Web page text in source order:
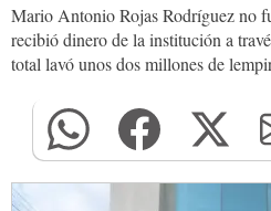
Mario Antonio Rojas Rodríguez no
recibió dinero de la institución a
total lavó unos dos millones de